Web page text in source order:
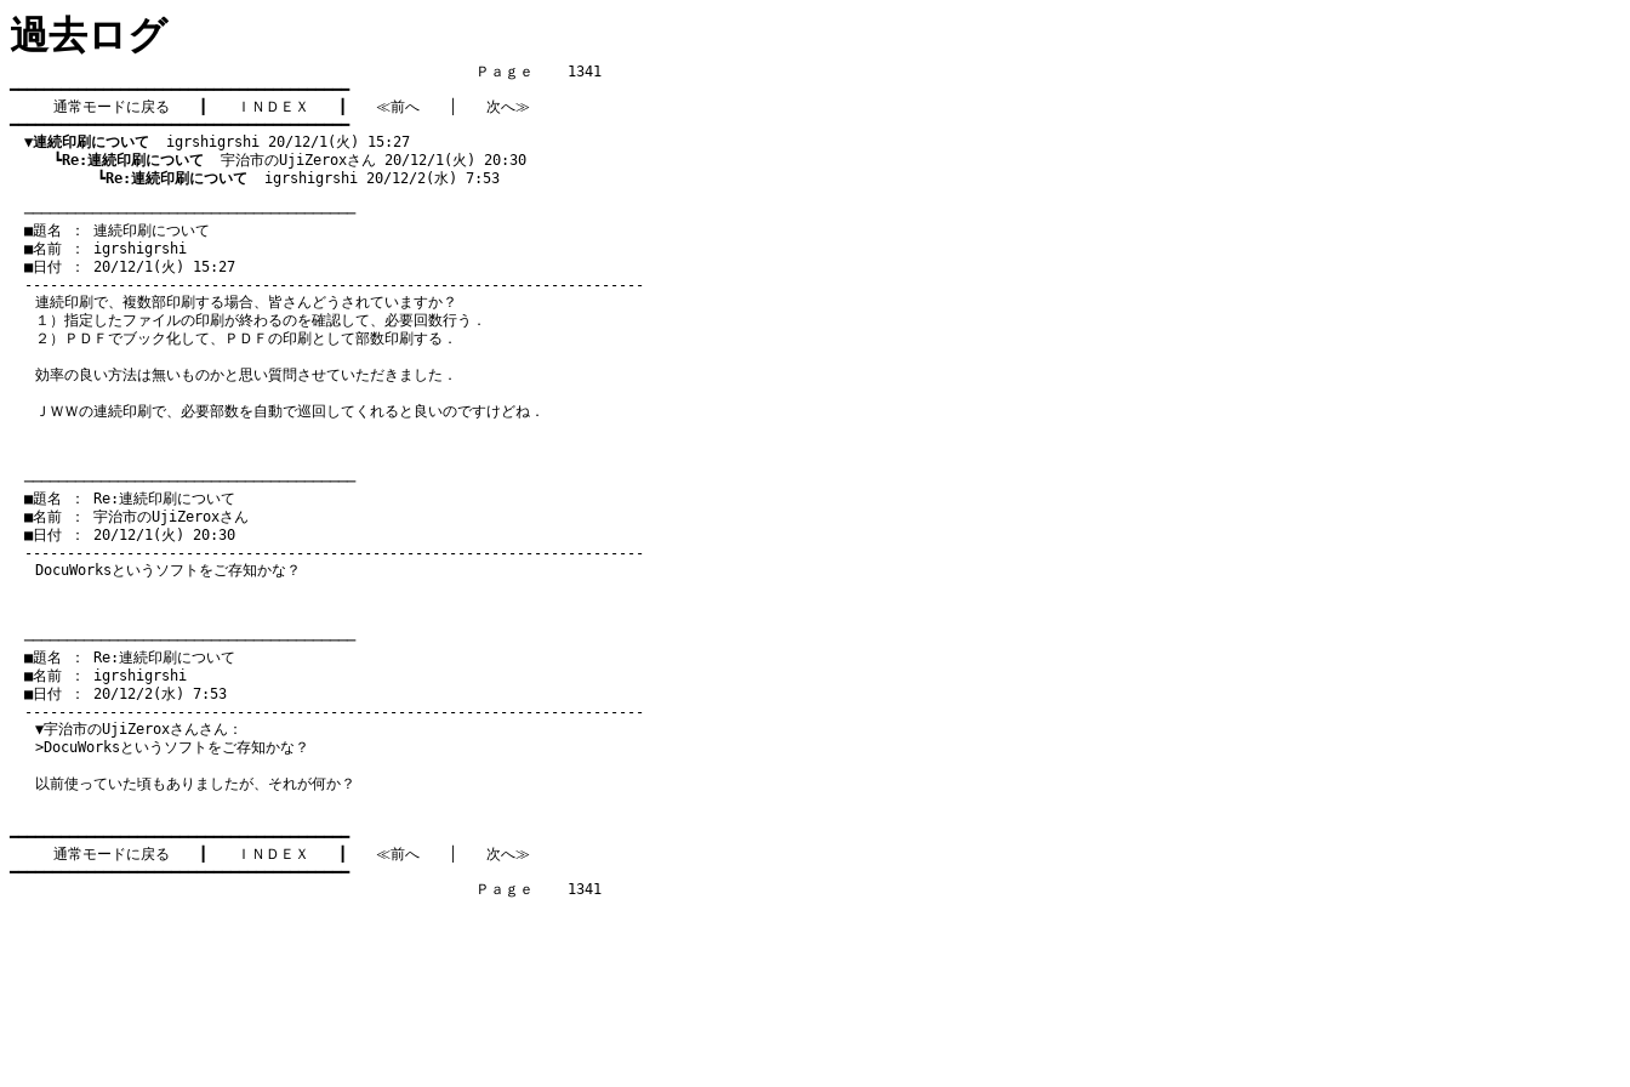
過去ログ
Ｐａｇｅ    1341
━━━━━━━━━━━━━━━━━━━━━━━━━━━━━━━━━━━━━━━━
通常モードに戻る
ＩＮＤＥＸ ≪前へ
次へ≫
━━━━━━━━━━━━━━━━━━━━━━━━━━━━━━━━━━━━━━━━
▼連続印刷について
  igrshigrshi 20/12/1(火) 15:27
┗Re:連続印刷について
  宇治市のUjiZeroxさん 20/12/1(火) 20:30
┗Re:連続印刷について
  igrshigrshi 20/12/2(水) 7:53
───────────────────────────────────────
■題名 ： 連続印刷について
■名前 ： igrshigrshi
■日付 ： 20/12/1(火) 15:27
連続印刷で、複数部印刷する場合、皆さんどうされていますか？
１）指定したファイルの印刷が終わるのを確認して、必要回数行う．
２）ＰＤＦでブック化して、ＰＤＦの印刷として部数印刷する．
効率の良い方法は無いものかと思い質問させていただきました．
ＪＷＷの連続印刷で、必要部数を自動で巡回してくれると良いのですけどね．
───────────────────────────────────────
■題名 ： Re:連続印刷について
■名前 ： 宇治市のUjiZeroxさん
■日付 ： 20/12/1(火) 20:30
DocuWorksというソフトをご存知かな？
───────────────────────────────────────
■題名 ： Re:連続印刷について
■名前 ： igrshigrshi
■日付 ： 20/12/2(水) 7:53
▼宇治市のUjiZeroxさんさん：
>DocuWorksというソフトをご存知かな？
以前使っていた頃もありましたが、それが何か？
━━━━━━━━━━━━━━━━━━━━━━━━━━━━━━━━━━━━━━━━
通常モードに戻る
ＩＮＤＥＸ ≪前へ
次へ≫
━━━━━━━━━━━━━━━━━━━━━━━━━━━━━━━━━━━━━━━━
Ｐａｇｅ    1341